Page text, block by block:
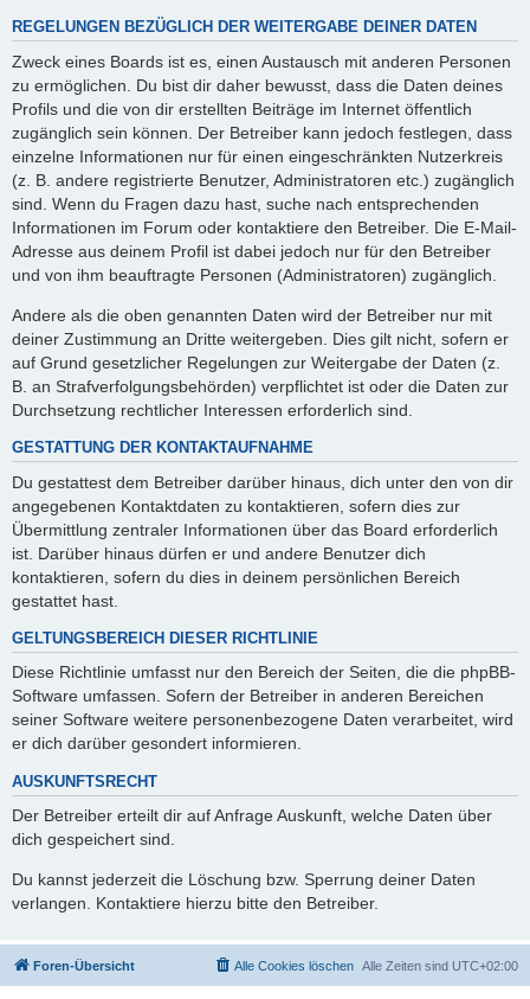
REGELUNGEN BEZÜGLICH DER WEITERGABE DEINER DATEN
Zweck eines Boards ist es, einen Austausch mit anderen Personen
zu ermöglichen. Du bist dir daher bewusst, dass die Daten deines
Profils und die von dir erstellten Beiträge im Internet öffentlich
zugänglich sein können. Der Betreiber kann jedoch festlegen, dass
einzelne Informationen nur für einen eingeschränkten Nutzerkreis
(z. B. andere registrierte Benutzer, Administratoren etc.) zugänglich
sind. Wenn du Fragen dazu hast, suche nach entsprechenden
Informationen im Forum oder kontaktiere den Betreiber. Die E-Mail-
Adresse aus deinem Profil ist dabei jedoch nur für den Betreiber
und von ihm beauftragte Personen (Administratoren) zugänglich.
Andere als die oben genannten Daten wird der Betreiber nur mit
deiner Zustimmung an Dritte weitergeben. Dies gilt nicht, sofern er
auf Grund gesetzlicher Regelungen zur Weitergabe der Daten (z.
B. an Strafverfolgungsbehörden) verpflichtet ist oder die Daten zur
Durchsetzung rechtlicher Interessen erforderlich sind.
GESTATTUNG DER KONTAKTAUFNAHME
Du gestattest dem Betreiber darüber hinaus, dich unter den von dir
angegebenen Kontaktdaten zu kontaktieren, sofern dies zur
Übermittlung zentraler Informationen über das Board erforderlich
ist. Darüber hinaus dürfen er und andere Benutzer dich
kontaktieren, sofern du dies in deinem persönlichen Bereich
gestattet hast.
GELTUNGSBEREICH DIESER RICHTLINIE
Diese Richtlinie umfasst nur den Bereich der Seiten, die die phpBB-
Software umfassen. Sofern der Betreiber in anderen Bereichen
seiner Software weitere personenbezogene Daten verarbeitet, wird
er dich darüber gesondert informieren.
AUSKUNFTSRECHT
Der Betreiber erteilt dir auf Anfrage Auskunft, welche Daten über
dich gespeichert sind.
Du kannst jederzeit die Löschung bzw. Sperrung deiner Daten
verlangen. Kontaktiere hierzu bitte den Betreiber.
Foren-Übersicht Alle Zeiten sind UTC+02:00
Alle Cookies löschen